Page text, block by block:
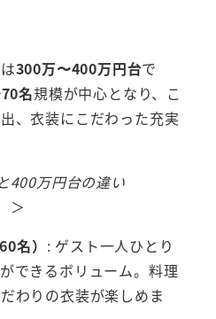
300万〜400万円台で
名規模が中心となり、こ
、衣装にこだわった充実
400万円台の違い
＞
名） : ゲスト一人ひとり
できるボリューム。料理
わりの衣装が楽しめま